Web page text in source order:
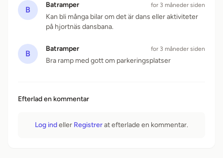
B
Batramper for 3 måneder siden
Kan bli många bilar om det är dans eller aktiviteter
på hjortnäs dansbana.
B
Batramper for 3 måneder siden
Bra ramp med gott om parkeringsplatser
Efterlad en kommentar
Log indeller Registrerat efterlade en kommentar.